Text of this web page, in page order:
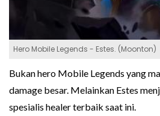
Hero Mobile Legends - Estes. (Moonton)
Bukan hero Mobile Legends yang
damage besar. Melainkan Estes
spesialis healer terbaik saat ini.